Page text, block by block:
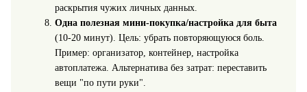
раскрытия чужих личных данных.
Одна полезная мини‑покупка/настройка для быта
(10-20 минут). Цель: убрать повторяющуюся боль.
Пример: организатор, контейнер, настройка
автоплатежа. Альтернатива без затрат: переставить
вещи "по пути руки".